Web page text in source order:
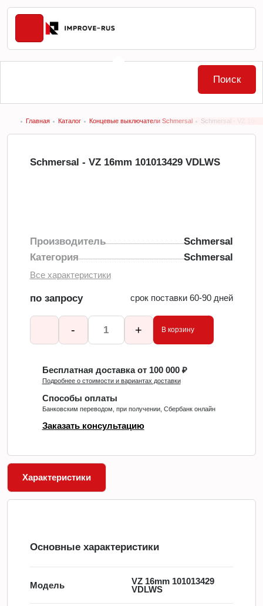
Главная Каталог Концевые выключатели Schmersal Schmersal - VZ
Schmersal - VZ 16mm 101013429 VDLWS
Производитель
Schmersal
Категория
Schmersal
Все характеристики
по запросу срок поставки 60-90 дней
- + В корзину
Бесплатная доставка от 100 000 ₽
Подробнее о стоимости и вариантах доставки
Способы оплаты
Банковским переводом, при получении, Сбербанк онлайн
Заказать консультацию
Характеристики
Основные характеристики
Модель
VZ 16mm 101013429
VDLWS
Поиск